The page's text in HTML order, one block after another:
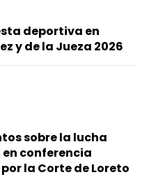
deportiva en
y de la Jueza 2026
sobre la lucha
conferencia
la Corte de Loreto